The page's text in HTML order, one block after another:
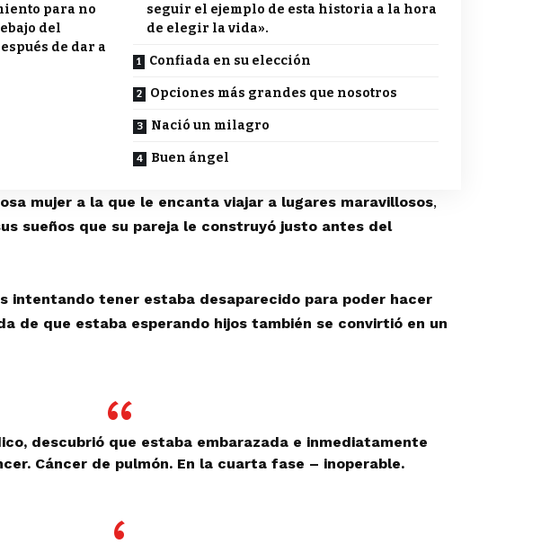
para no
del
de dar a
seguir el ejemplo de esta historia a la hora
de elegir la vida».
Confiada en su elección
Opciones más grandes que nosotros
Nació un milagro
Buen ángel
mujer a la que le encanta viajar a lugares maravillosos,
sueños que su pareja le construyó justo antes del
intentando tener estaba desaparecido para poder hacer
de que estaba esperando hijos también se convirtió en un
descubrió que estaba embarazada e inmediatamente
Cáncer de pulmón. En la cuarta fase – inoperable.